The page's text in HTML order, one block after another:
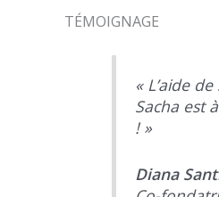
TÉMOIGNAGE
« L’aide
Sacha est
! »
Diana